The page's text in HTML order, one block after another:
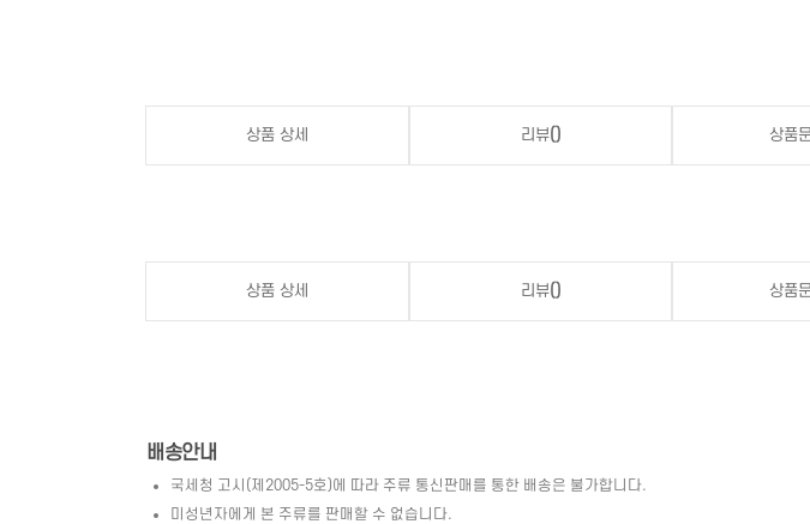
상품 상세 리뷰() 상품
상품 상세 리뷰() 상품
배송안내
국세청 고시(제2005-5호)에 따라 주류 통신판매를 통한 배송은 불가합니다.
미성년자에게 본 주류를 판매할 수 없습니다.